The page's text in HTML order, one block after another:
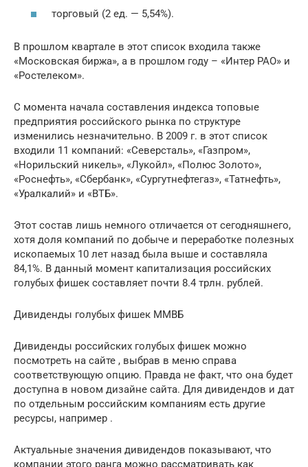
торговый (2 ед. — 5,54%).
В прошлом квартале в этот список входила также
«Московская биржа», а в прошлом году – «Интер РАО» и
«Ростелеком».
С момента начала составления индекса топовые
предприятия российского рынка по структуре
изменились незначительно. В 2009 г. в этот список
входили 11 компаний: «Северсталь», «Газпром»,
«Норильский никель», «Лукойл», «Полюс Золото»,
«Роснефть», «Сбербанк», «Сургутнефтегаз», «Татнефть»,
«Уралкалий» и «ВТБ».
Этот состав лишь немного отличается от сегодняшнего,
хотя доля компаний по добыче и переработке полезных
ископаемых 10 лет назад была выше и составляла
84,1%. В данный момент капитализация российских
голубых фишек составляет почти 8.4 трлн. рублей.
Дивиденды голубых фишек ММВБ
Дивиденды российских голубых фишек можно
посмотреть на сайте , выбрав в меню справа
соответствующую опцию. Правда не факт, что она будет
доступна в новом дизайне сайта. Для дивидендов и дат
по отдельным российским компаниям есть другие
ресурсы, например .
Актуальные значения дивидендов показывают, что
компании этого ранга можно рассматривать как